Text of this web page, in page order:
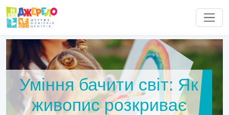
Уміння бачити світ: Як
живопис розкриває